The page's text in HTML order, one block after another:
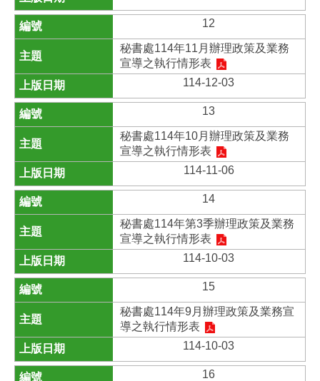
12
秘書處114年11月辦理政策及業務
宣導之執行情形表
114-12-03
13
秘書處114年10月辦理政策及業務
宣導之執行情形表
114-11-06
14
秘書處114年第3季辦理政策及業務
宣導之執行情形表
114-10-03
15
秘書處114年9月辦理政策及業務宣
導之執行情形表
114-10-03
16